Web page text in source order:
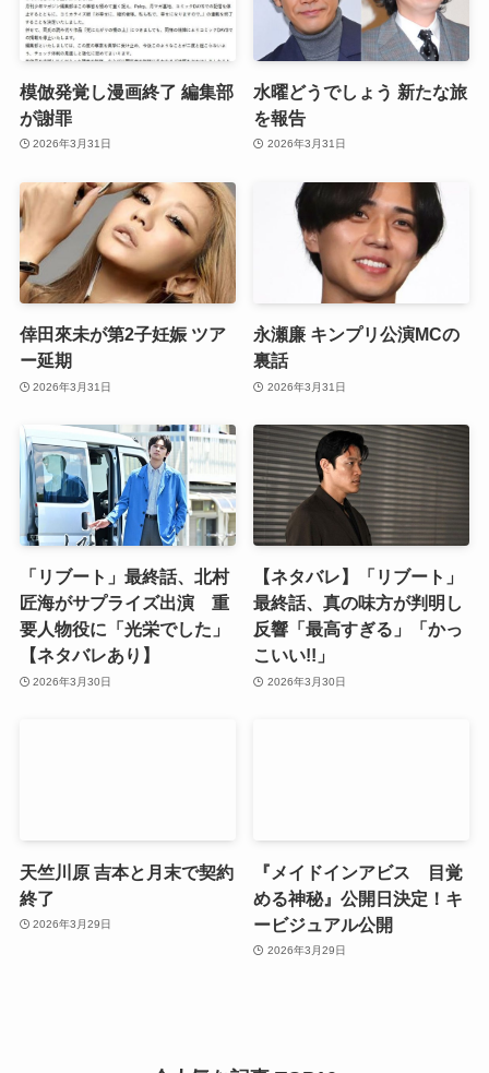
模倣発覚し漫画終了 編集部
が謝罪
2026年3月31日
水曜どうでしょう 新たな旅
を報告
2026年3月31日
倖田來未が第2子妊娠 ツア
ー延期
2026年3月31日
永瀬廉 キンプリ公演MCの
裏話
2026年3月31日
「リブート」最終話、北村
匠海がサプライズ出演 重
要人物役に「光栄でした」
【ネタバレあり】
2026年3月30日
【ネタバレ】「リブート」
最終話、真の味方が判明し
反響「最高すぎる」「かっ
こいい!!」
2026年3月30日
天竺川原 吉本と月末で契約
終了
2026年3月29日
『メイドインアビス 目覚
める神秘』公開日決定！キ
ービジュアル公開
2026年3月29日